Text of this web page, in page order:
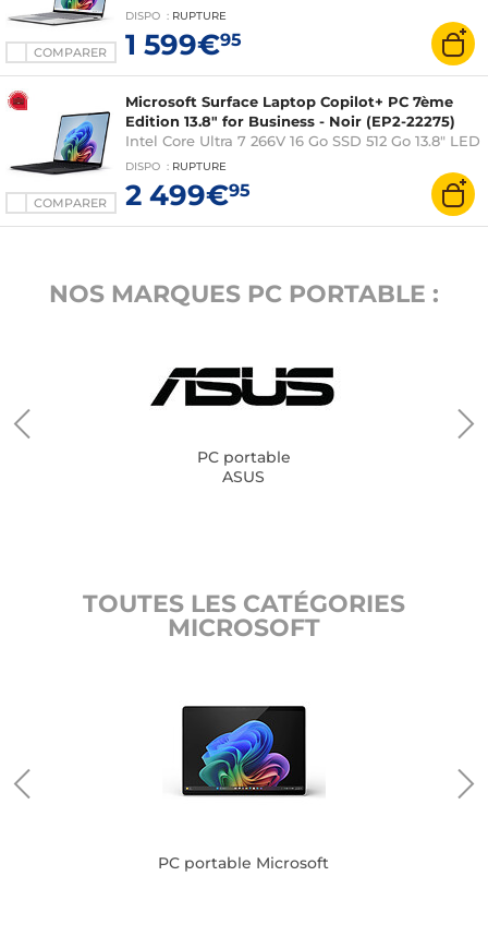
COMPARER
7/Bluetooth Webcam Windows 11 Famille
DISPO : RUPTURE
1 599€95
COMPARER
Microsoft Surface Laptop Copilot+ PC 7ème
Edition 13.8" for Business - Noir (EP2-22275)
Intel Core Ultra 7 266V 16 Go SSD 512 Go 13.8" LED
Tactile Wi-Fi 7/Bluetooth Webcam Windows 11
DISPO : RUPTURE
2 499€95
NOS MARQUES PC PORTABLE :
PC portable
ASUS
TOUTES LES CATÉGORIES
MICROSOFT
PC portable Microsoft